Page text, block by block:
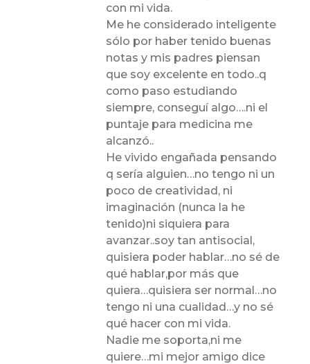
con mi vida.
Me he considerado inteligente
sólo por haber tenido buenas
notas y mis padres piensan
que soy excelente en todo..q
como paso estudiando
siempre, conseguí algo….ni el
puntaje para medicina me
alcanzó..
He vivido engañada pensando
q sería alguien…no tengo ni un
poco de creatividad, ni
imaginación (nunca la he
tenido)ni siquiera para
avanzar..soy tan antisocial,
quisiera poder hablar…no sé de
qué hablar,por más que
quiera…quisiera ser normal…no
tengo ni una cualidad…y no sé
qué hacer con mi vida.
Nadie me soporta,ni me
quiere…mi mejor amigo dice